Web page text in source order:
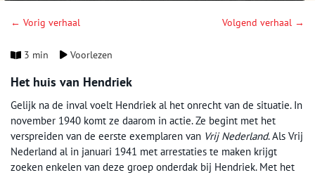
← Vorig verhaal Volgend verhaal →
3 min Voorlezen
Het huis van Hendriek
Gelijk na de inval voelt Hendriek al het onrecht van de situatie. In
november 1940 komt ze daarom in actie. Ze begint met het
verspreiden van de eerste exemplaren van Vrij Nederland. Als Vrij
Nederland al in januari 1941 met arrestaties te maken krijgt
zoeken enkelen van deze groep onderdak bij Hendriek. Met het